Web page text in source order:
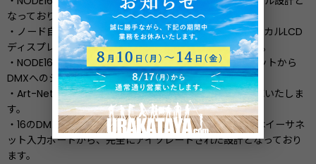
なっております。
・ノード自体の設定には、バックライトの付いたグラフィカルLCD
ディスプレイと、エンコーダーホイールから操作できます。
・NODE16-DINは、DINレールへの設置ができるイーサネットから
DMXへのシステム機器です。
・Art-NetとsACN (ANSI E1.31) の両方のプロトコルに対応いたしま
す。
・16のDMX出力ポートを搭載し、それぞれの出力ポートはイーサネ
ット入力ポートから、完全にアイソレートされた設計となっており
ます。